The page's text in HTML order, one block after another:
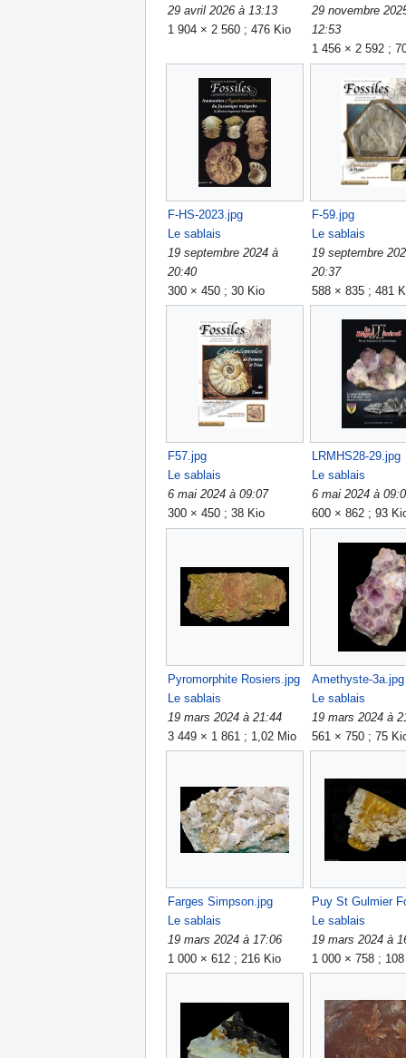
29 avril 2026 à 13:13
1 904 × 2 560 ; 476 Kio
29 novembre
12:53
1 456 × 2 592 ;
F-HS-2023.jpg
Le sablais
19 septembre 2024 à
20:40
300 × 450 ; 30 Kio
F-59.jpg
Le sablais
19 septembre
20:37
588 × 835 ; 481
F57.jpg
Le sablais
6 mai 2024 à 09:07
300 × 450 ; 38 Kio
LRMHS28-29.jpg
Le sablais
6 mai 2024 à
600 × 862 ; 93
Pyromorphite Rosiers.jpg
Le sablais
19 mars 2024 à 21:44
3 449 × 1 861 ; 1,02 Mio
Amethyste-3a.jpg
Le sablais
19 mars 2024 à
561 × 750 ; 75
Farges Simpson.jpg
Le sablais
19 mars 2024 à 17:06
1 000 × 612 ; 216 Kio
Puy St Gulmier
Le sablais
19 mars 2024 à
1 000 × 758 ;